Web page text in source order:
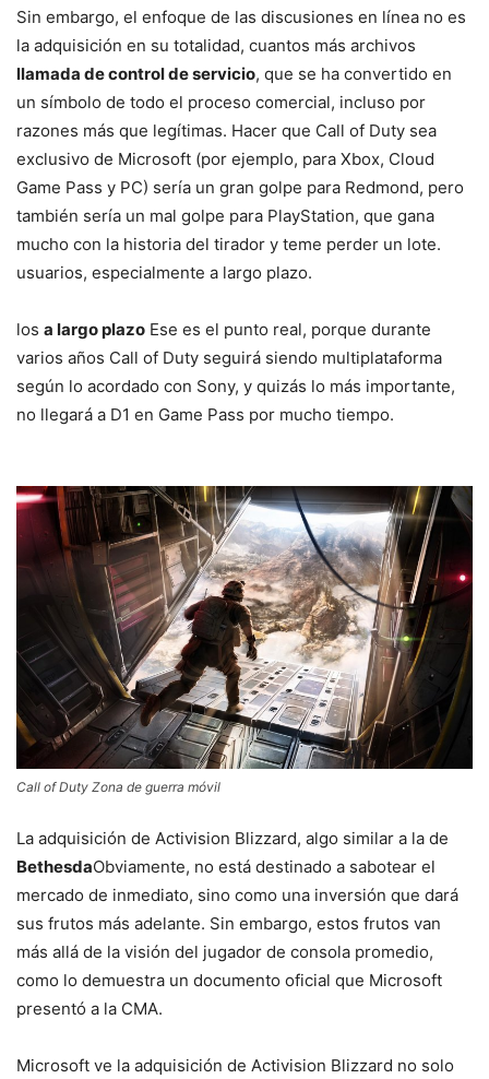
Sin embargo, el enfoque de las discusiones en línea no es
la adquisición en su totalidad, cuantos más archivos
llamada de control de servicio, que se ha convertido en
un símbolo de todo el proceso comercial, incluso por
razones más que legítimas. Hacer que Call of Duty sea
exclusivo de Microsoft (por ejemplo, para Xbox, Cloud
Game Pass y PC) sería un gran golpe para Redmond, pero
también sería un mal golpe para PlayStation, que gana
mucho con la historia del tirador y teme perder un lote.
usuarios, especialmente a largo plazo.
los a largo plazo Ese es el punto real, porque durante
varios años Call of Duty seguirá siendo multiplataforma
según lo acordado con Sony, y quizás lo más importante,
no llegará a D1 en Game Pass por mucho tiempo.
Call of Duty Zona de guerra móvil
La adquisición de Activision Blizzard, algo similar a la de
BethesdaObviamente, no está destinado a sabotear el
mercado de inmediato, sino como una inversión que dará
sus frutos más adelante. Sin embargo, estos frutos van
más allá de la visión del jugador de consola promedio,
como lo demuestra un documento oficial que Microsoft
presentó a la CMA.
Microsoft ve la adquisición de Activision Blizzard no solo